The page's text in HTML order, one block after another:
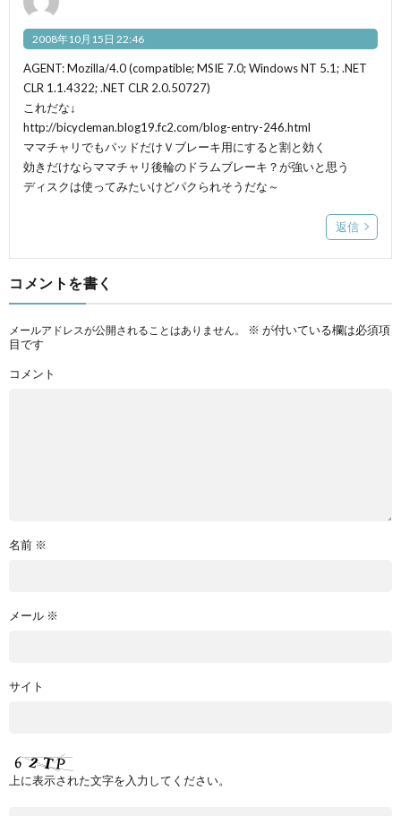
2008年10月15日 22:46
AGENT: Mozilla/4.0 (compatible; MSIE 7.0; Windows NT 5.1; .NET
CLR 1.1.4322; .NET CLR 2.0.50727)
これだな↓
http://bicycleman.blog19.fc2.com/blog-entry-246.html
ママチャリでもパッドだけＶブレーキ用にすると割と効く
効きだけならママチャリ後輪のドラムブレーキ？が強いと思う
ディスクは使ってみたいけどパクられそうだな～
返信
コメントを書く
メールアドレスが公開されることはありません。 ※ が付いている欄は必須項
目です
コメント
名前 ※
メール ※
サイト
上に表示された文字を入力してください。